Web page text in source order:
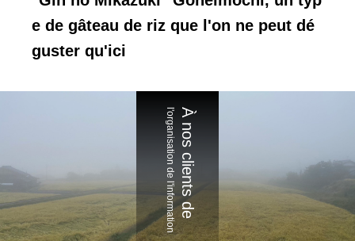
e de gâteau de riz que l'on ne peut dé
guster qu'ici
À nos clients de
l'organisation de l'information